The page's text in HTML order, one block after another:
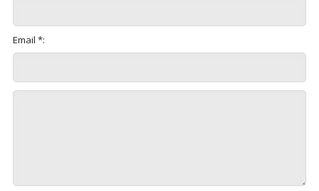
Email *: